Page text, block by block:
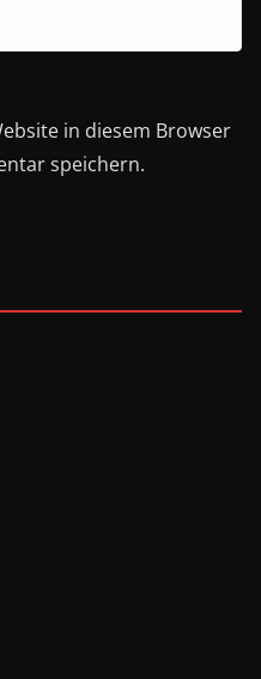
in diesem Browser
speichern.